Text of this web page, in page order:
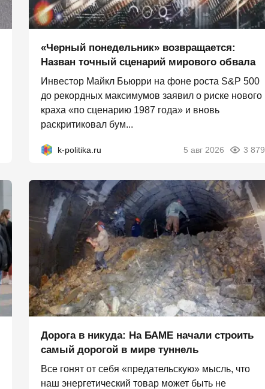
«Черный понедельник» возвращается:
Назван точный сценарий мирового обвала
Инвестор Майкл Бьюрри на фоне роста S&P 500
до рекордных максимумов заявил о риске нового
краха «по сценарию 1987 года» и вновь
раскритиковал бум...
k-politika.ru 5 авг 2026 3 879
Дорога в никуда: На БАМЕ начали строить
самый дорогой в мире туннель
Все гонят от себя «предательскую» мысль, что
наш энергетический товар может быть не